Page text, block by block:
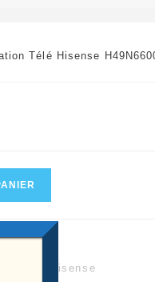
Télé Hisense
Hisense